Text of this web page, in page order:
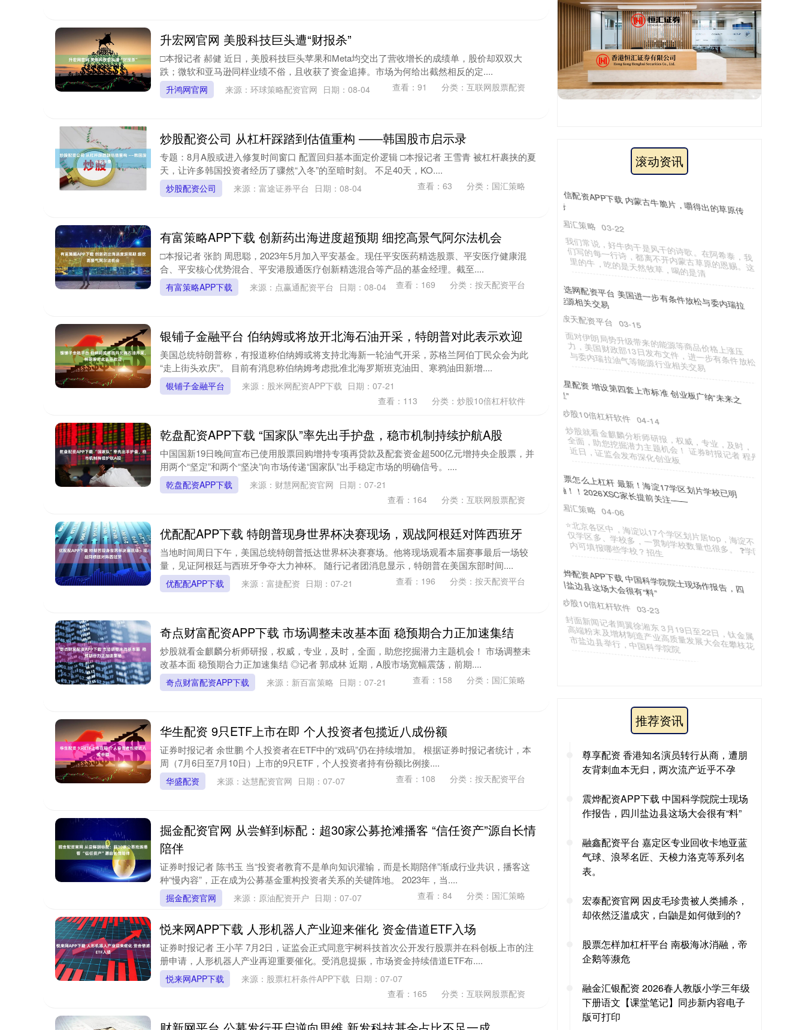
升宏网官网 美股科技巨头遭“财报杀”
□本报记者 郝健 近日，美股科技巨头苹果和Meta均交出了营收增长的成绩单，股价却双双大
跌；微软和亚马逊同样业绩不俗，且收获了资金追捧。市场为何给出截然相反的定....
升鸿网官网 来源：环球策略配资官网 日期：08-04 查看： 91 分类： 互联网股票配资
炒股配资公司 从杠杆踩踏到估值重构 ——韩国股市启示录
专题：8月A股或进入修复时间窗口 配置回归基本面定价逻辑 □本报记者 王雪青 被杠杆裹挟的夏
天，让许多韩国投资者经历了骤然“入冬”的至暗时刻。 不足40天，KO....
炒股配资公司 来源：富途证券平台 日期：08-04 查看： 63 分类： 国汇策略
有富策略APP下载 创新药出海进度超预期 细挖高景气阿尔法机会
□本报记者 张韵 周思聪，2023年5月加入平安基金。现任平安医药精选股票、平安医疗健康混
合、平安核心优势混合、平安港股通医疗创新精选混合等产品的基金经理。截至....
有富策略APP下载 来源：点赢通配资平台 日期：08-04 查看： 169 分类： 按天配资平台
银铺子金融平台 伯纳姆或将放开北海石油开采，特朗普对此表示欢迎
美国总统特朗普称，有报道称伯纳姆或将支持北海新一轮油气开采，苏格兰阿伯丁民众会为此
“走上街头欢庆”。 目前有消息称伯纳姆考虑批准北海罗斯班克油田、寒鸦油田新增....
银铺子金融平台 来源：股米网配资APP下载 日期：07-21
查看： 113 分类： 炒股10倍杠杆软件
乾盘配资APP下载 “国家队”率先出手护盘，稳市机制持续护航A股
中国国新19日晚间宣布已使用股票回购增持专项再贷款及配套资金超500亿元增持央企股票，并
用两个“坚定”和两个“坚决”向市场传递“国家队”出手稳定市场的明确信号。....
乾盘配资APP下载 来源：财慧网配资官网 日期：07-21
查看： 164 分类： 互联网股票配资
优配配APP下载 特朗普现身世界杯决赛现场，观战阿根廷对阵西班牙
当地时间周日下午，美国总统特朗普抵达世界杯决赛赛场。他将现场观看本届赛事最后一场较
量，见证阿根廷与西班牙争夺大力神杯。 随行记者团消息显示，特朗普在美国东部时间....
优配配APP下载 来源：富捷配资 日期：07-21 查看： 196 分类： 按天配资平台
奇点财富配资APP下载 市场调整未改基本面 稳预期合力正加速集结
炒股就看金麒麟分析师研报，权威，专业，及时，全面，助您挖掘潜力主题机会！ 市场调整未
改基本面 稳预期合力正加速集结 ◎记者 郭成林 近期，A股市场宽幅震荡，前期....
奇点财富配资APP下载 来源：新百富策略 日期：07-21 查看： 158 分类： 国汇策略
华生配资 9只ETF上市在即 个人投资者包揽近八成份额
证券时报记者 余世鹏 个人投资者在ETF中的“戏码”仍在持续增加。 根据证券时报记者统计，本
周（7月6日至7月10日）上市的9只ETF，个人投资者持有份额比例接....
华盛配资 来源：达慧配资官网 日期：07-07 查看： 108 分类： 按天配资平台
掘金配资官网 从尝鲜到标配：超30家公募抢滩播客 “信任资产”源自长情
陪伴
证券时报记者 陈书玉 当“投资者教育不是单向知识灌输，而是长期陪伴”渐成行业共识，播客这
种“慢内容”，正在成为公募基金重构投资者关系的关键阵地。 2023年，当....
掘金配资官网 来源：原油配资开户 日期：07-07 查看： 84 分类： 国汇策略
悦来网APP下载 人形机器人产业迎来催化 资金借道ETF入场
证券时报记者 王小芊 7月2日，证监会正式同意宇树科技首次公开发行股票并在科创板上市的注
册申请，人形机器人产业再迎重要催化。受消息提振，市场资金持续借道ETF布....
悦来网APP下载 来源：股票杠杆条件APP下载 日期：07-07
查看： 165 分类： 互联网股票配资
滚动资讯
环球策略配资 仅播2集就收视破1，郭京飞令观众成
功入坑，悬疑剧又有天花板了
互联网股票配资
没看够《低智商犯罪》的观众，可以看过来了--
《迷墙》。 同样是悬疑喜剧，同样是现实中透着喜
感。 就连选角，都有《低智商
推荐资讯
尊享配资 香港知名演员转行从商，遭朋
友背刺血本无归，两次流产近乎不孕
震烨配资APP下载 中国科学院院士现场
作报告，四川盐边县这场大会很有“料”
融鑫配资平台 嘉定区专业回收卡地亚蓝
气球、浪琴名匠、天梭力洛克等系列名
表。
宏泰配资官网 因皮毛珍贵被人类捕杀，
却依然泛滥成灾，白鼬是如何做到的?
股票怎样加杠杆平台 南极海冰消融，帝
企鹅等濒危
融金汇银配资 2026春人教版小学三年级
下册语文【课堂笔记】同步新内容电子
版可打印